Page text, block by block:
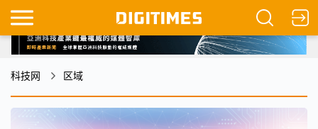
科技网 区域